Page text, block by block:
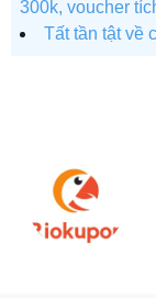
300k, voucher
Tất tần tật về